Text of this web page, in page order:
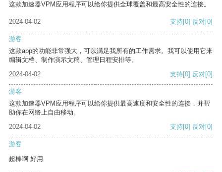
这款加速器VPM应用程序可以给你提供全球覆盖和最高安全性的连接。
2024-04-02 支持[0] 反对[0]
游客
这款app的功能非常强大，可以满足我所有的工作需求。我可以使用它来
编辑文档、制作演示文稿、管理日程安排等。
2024-04-02
支持[0] 反对[0]
游客
这款加速器VPM应用程序可以给你提供最高速度和安全性的连接，并帮
助你在网络上自由移动。
2024-04-02
支持[0] 反对[0]
游客
超棒啊 好用